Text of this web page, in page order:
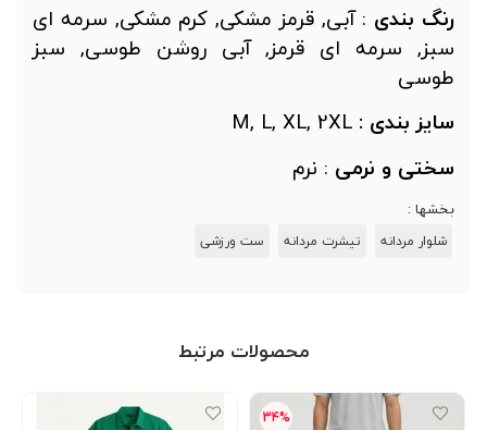
بندی: آبی, قرمز مشکی, کرم مشکی, سرمه ای
سرمه ای قرمز, آبی روشن طوسی, سبز
بندی :M, L, XL, 2XL
ونرمی: نرم
:
شلوار مردانه تیشرت مردانه ست ورزشی
محصولات مرتبط
34%